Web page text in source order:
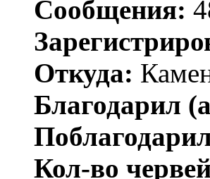
Сообщения:
Откуда:
Благодарил
Кол-во